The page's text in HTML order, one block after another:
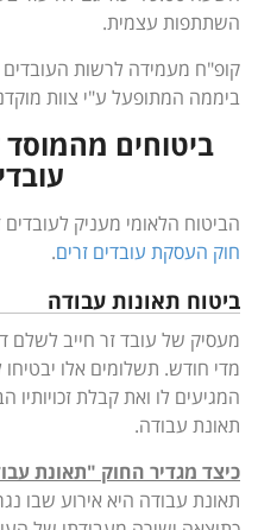
השתתפות עצמית.
ביממה המתופעל ע"י צוות
ביטוחים מהמוסד
הביטוח הלאומי מעניק
חוק העסקת עובדים זרים.
ביטוח תאונות עבודה
מעסיק של עובד זר חייב לשלם
מדי חודש. תשלומים אלו
המגיעים לו ואת קבלת זכויותיו
תאונת עבודה.
כיצד מגדיר החוק "תאונת
תאונת עבודה היא אירוע שבו